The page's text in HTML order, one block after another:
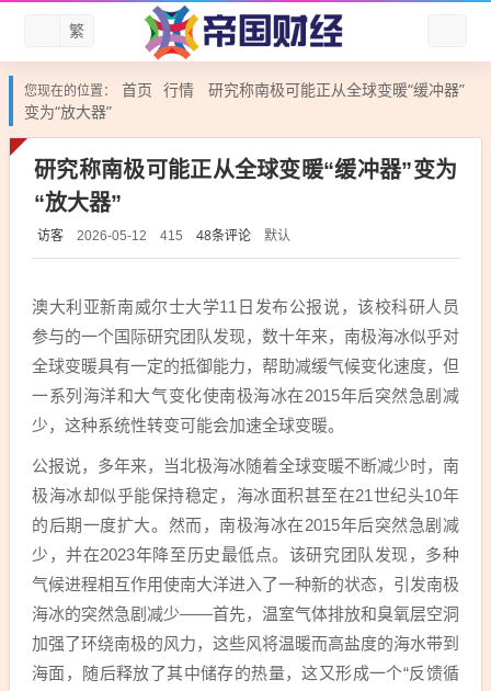
繁
您现在的位置： 首页 行情
研究称南极可能正从全球变暖“缓冲器”
变为“放大器”
研究称南极可能正从全球变暖“缓冲器”变为
“放大器”
访客 2026-05-12 415 48条评论 默认
澳大利亚新南威尔士大学11日发布公报说，该校科研人员
参与的一个国际研究团队发现，数十年来，南极海冰似乎对
全球变暖具有一定的抵御能力，帮助减缓气候变化速度，但
一系列海洋和大气变化使南极海冰在2015年后突然急剧减
少，这种系统性转变可能会加速全球变暖。
公报说，多年来，当北极海冰随着全球变暖不断减少时，南
极海冰却似乎能保持稳定，海冰面积甚至在21世纪头10年
的后期一度扩大。然而，南极海冰在2015年后突然急剧减
少，并在2023年降至历史最低点。该研究团队发现，多种
气候进程相互作用使南大洋进入了一种新的状态，引发南极
海冰的突然急剧减少——首先，温室气体排放和臭氧层空洞
加强了环绕南极的风力，这些风将温暖而高盐度的海水带到
海面，随后释放了其中储存的热量，这又形成一个“反馈循